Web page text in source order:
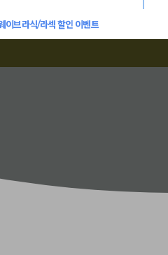
이브라식/라섹 할인 이벤트